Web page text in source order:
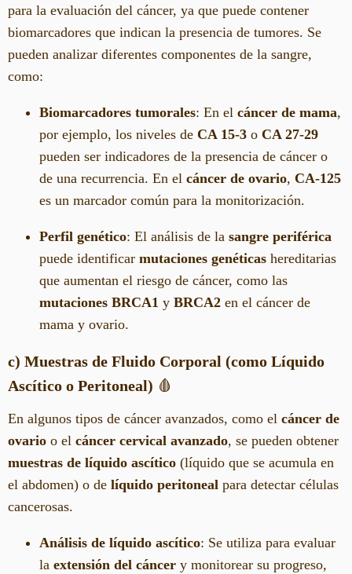
para la evaluación del cáncer, ya que puede contener
biomarcadores que indican la presencia de tumores. Se
pueden analizar diferentes componentes de la sangre,
como:
Biomarcadores tumorales: En el cáncer de mama,
por ejemplo, los niveles de CA 15-3 o CA 27-29
pueden ser indicadores de la presencia de cáncer o
de una recurrencia. En el cáncer de ovario, CA-125
es un marcador común para la monitorización.
Perfil genético: El análisis de la sangre periférica
puede identificar mutaciones genéticas hereditarias
que aumentan el riesgo de cáncer, como las
mutaciones BRCA1 y BRCA2 en el cáncer de
mama y ovario.
c) Muestras de Fluido Corporal (como Líquido
Ascítico o Peritoneal) 🩸
En algunos tipos de cáncer avanzados, como el cáncer de
ovario o el cáncer cervical avanzado, se pueden obtener
muestras de líquido ascítico (líquido que se acumula en
el abdomen) o de líquido peritoneal para detectar células
cancerosas.
Análisis de líquido ascítico: Se utiliza para evaluar
la extensión del cáncer y monitorear su progreso,